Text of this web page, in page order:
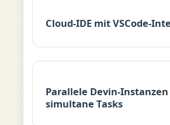
Cloud-IDE mit VSCode-
Parallele Devin-
simultane Tasks